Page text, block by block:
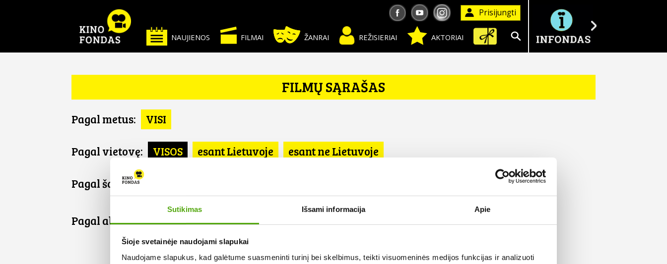
Sutikimas Išsami informacija Apie
Šioje svetainėje naudojami slapukai
Naudojame slapukus, kad galėtume suasmeninti turinį bei skelbimus, teikti visuomeninės medijos funkcijas ir analizuoti
Prisijungti
AKTORIAI
REŽISIERIAI
ŽANRAI
FILMAI
NAUJIENOS
Ieškoti
FILMŲ SĄRAŠAS
Pagal metus: VISI
Pagal vietovę: VISOS esant Lietuvoje esant ne Lietuvoje
Pagal šalį: VISOS
Pagal abėcėlę: